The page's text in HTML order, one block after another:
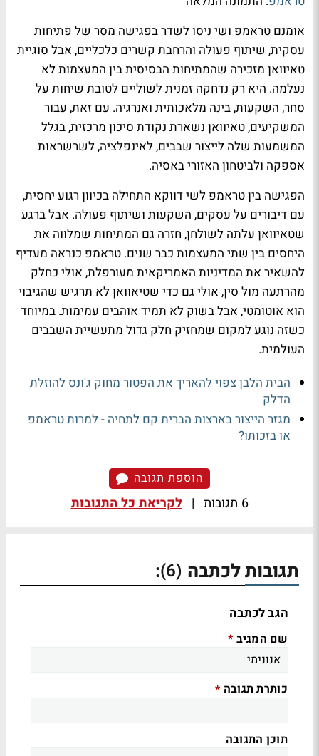
אומנם טראמפ ושי ניסו לשדר בפגישה מסר של פתיחות
עסקית, שיתוף פעולה והרחבת קשרים כלכליים, אבל סוגיית
טאיוואן מזכירה שהמתיחות הבסיסית בין המעצמות לא
נעלמה. היא רק נדחקה זמנית לשוליים לטובת שיחות על
סחר, השקעות, בינה מלאכותית ואנרגיה. עם זאת, עבור
המשקיעים, טאיוואן נשארת נקודת סיכון מרכזית, בגלל
המשמעות שלה לייצור שבבים, לאינפלציה, לשרשראות
אספקה ולביטחון האזורי באסיה.
הפגישה בין טראמפ לשי דווקא התחילה בכיוון רגוע יחסית,
עם דיבורים על עסקים, השקעות ושיתוף פעולה. אבל ברגע
שטאיוואן עלתה לשולחן, חזרה גם המתיחות שמלווה את
היחסים בין שתי המעצמות כבר שנים. טראמפ כנראה מעדיף
להשאיר את המדיניות האמריקאית מעורפלת, אולי כחלק
מהרתעה מול סין, אולי גם כדי שטיאוואן לא תרגיש שהגיבוי
הוא אוטומטי, אבל בשוק לא תמיד אוהבים עמימות. במיוחד
כשזה נוגע למקום שמחזיק חלק גדול מתעשיית השבבים
העולמית.
הבית הלבן צפוי להאריך את הפטור מחוק ג'ונס להוזלת
הדלק
מגזר הייצור בארצות הברית קם לתחיה - למרות טראמפ
או בזכותו?
הוספת תגובה
6 תגובות | לקריאת כל התגובות
תגובות לכתבה (6)
:
הגב לכתבה
שם המגיב *
כותרת תגובה *
תוכן התגובה